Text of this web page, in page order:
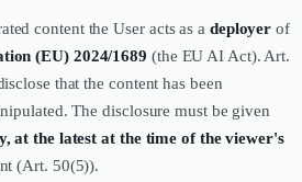
content the User acts as a deployer of
(EU) 2024/1689 (the EU AI Act). Art.
that the content has been
The disclosure must be given
at the latest at the time of the viewer's
(Art. 50(5)).